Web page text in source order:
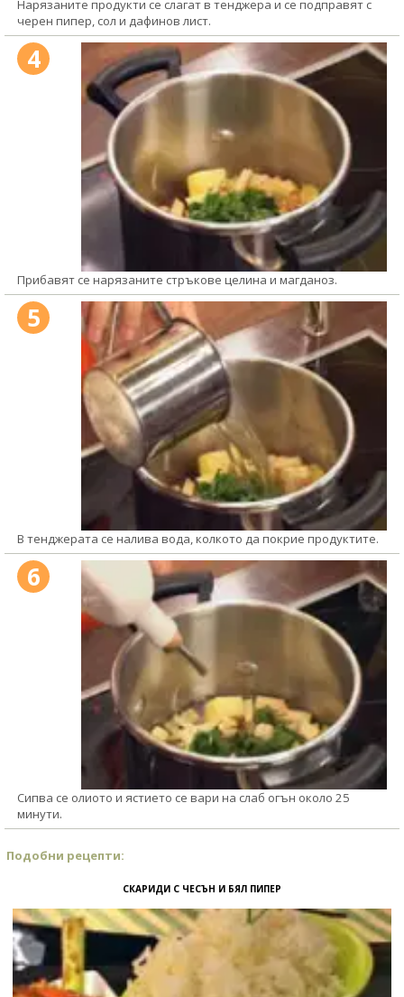
Нарязаните продукти се слагат в тенджера и се подправят с
черен пипер, сол и дафинов лист.
4
Прибавят се нарязаните стръкове целина и магданоз.
5
В тенджерата се налива вода, колкото да покрие продуктите.
6
Сипва се олиото и ястието се вари на слаб огън около 25
минути.
Подобни рецепти:
СКАРИДИ С ЧЕСЪН И БЯЛ ПИПЕР